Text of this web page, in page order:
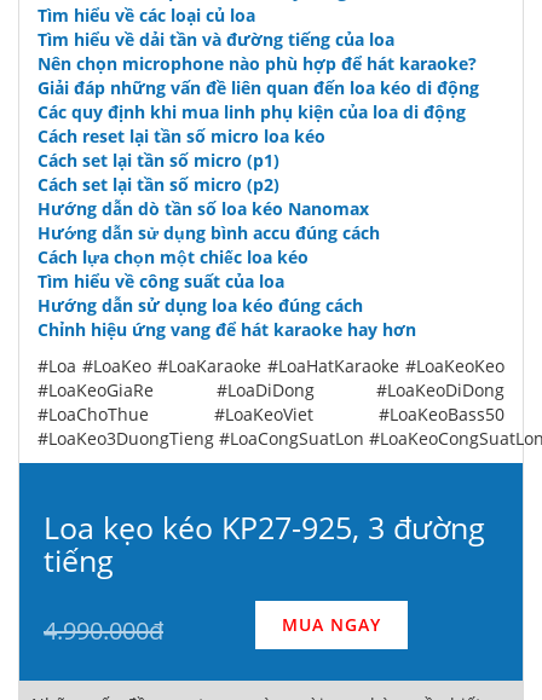
Tìm hiểu về các loại củ loa
Tìm hiểu về dải tần và đường tiếng của loa
Nên chọn microphone nào phù hợp để hát karaoke?
Giải đáp những vấn đề liên quan đến loa kéo di động
Các quy định khi mua linh phụ kiện của loa di động
Cách reset lại tần số micro loa kéo
Cách set lại tần số micro (p1)
Cách set lại tần số micro (p2)
Hướng dẫn dò tần số loa kéo Nanomax
Hướng dẫn sử dụng bình accu đúng cách
Cách lựa chọn một chiếc loa kéo
Tìm hiểu về công suất của loa
Hướng dẫn sử dụng loa kéo đúng cách
Chỉnh hiệu ứng vang để hát karaoke hay hơn
#Loa #LoaKeo #LoaKaraoke #LoaHatKaraoke #LoaKeoKeo
#LoaKeoGiaRe #LoaDiDong #LoaKeoDiDong
#LoaChoThue #LoaKeoViet #LoaKeoBass50
#LoaKeo3DuongTieng #LoaCongSuatLon
Loa kẹo kéo KP27-925, 3 đường
tiếng
4.990.000đ MUA NGAY